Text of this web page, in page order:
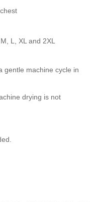
L, XL and 2XL
gentle machine cycle in
drying is not